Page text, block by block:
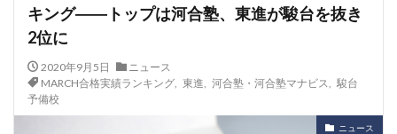
キング――トップは河合塾、東進が駿台を抜き
2位に
2020年9月5日
ニュース
MARCH合格実績ランキング, 東進 河合塾・河合塾マナビス
駿台
予備校
ニュース